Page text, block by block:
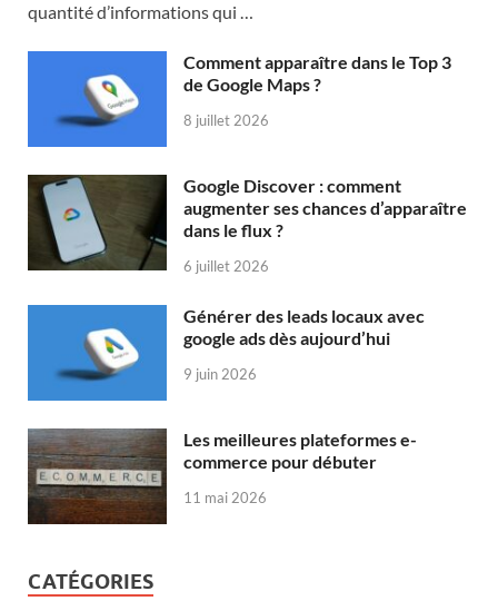
quantité d’informations qui …
Comment apparaître dans le Top 3
de Google Maps ?
8 juillet 2026
Google Discover : comment
augmenter ses chances d’apparaître
dans le flux ?
6 juillet 2026
Générer des leads locaux avec
google ads dès aujourd’hui
9 juin 2026
Les meilleures plateformes e-
commerce pour débuter
11 mai 2026
CATÉGORIES